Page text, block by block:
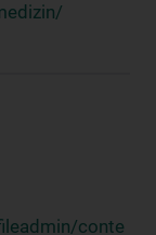
conte